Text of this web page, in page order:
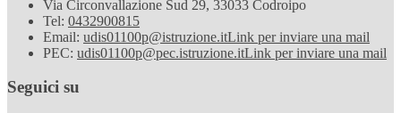
Via Circonvallazione Sud 29, 33033 Codroipo
Tel: 0432900815
Email: udis01100p@istruzione.itLink per inviare una mail
PEC: udis01100p@pec.istruzione.itLink per inviare una mail
Seguici su